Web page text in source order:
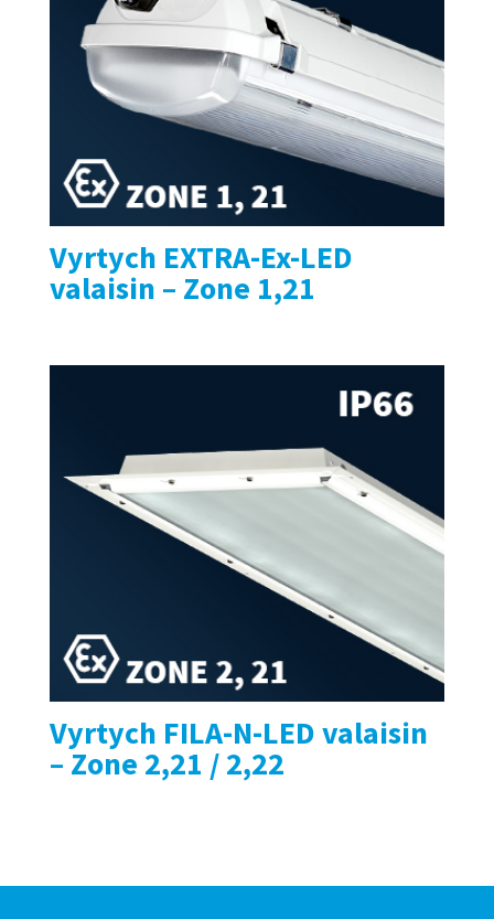
Vyrtych EXTRA-Ex-LED
valaisin – Zone 1,21
Vyrtych FILA-N-LED valaisin
– Zone 2,21 / 2,22